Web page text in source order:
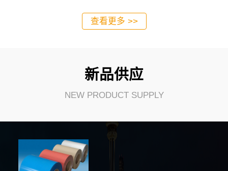
查看更多 >>
新品供应
NEW PRODUCT SUPPLY